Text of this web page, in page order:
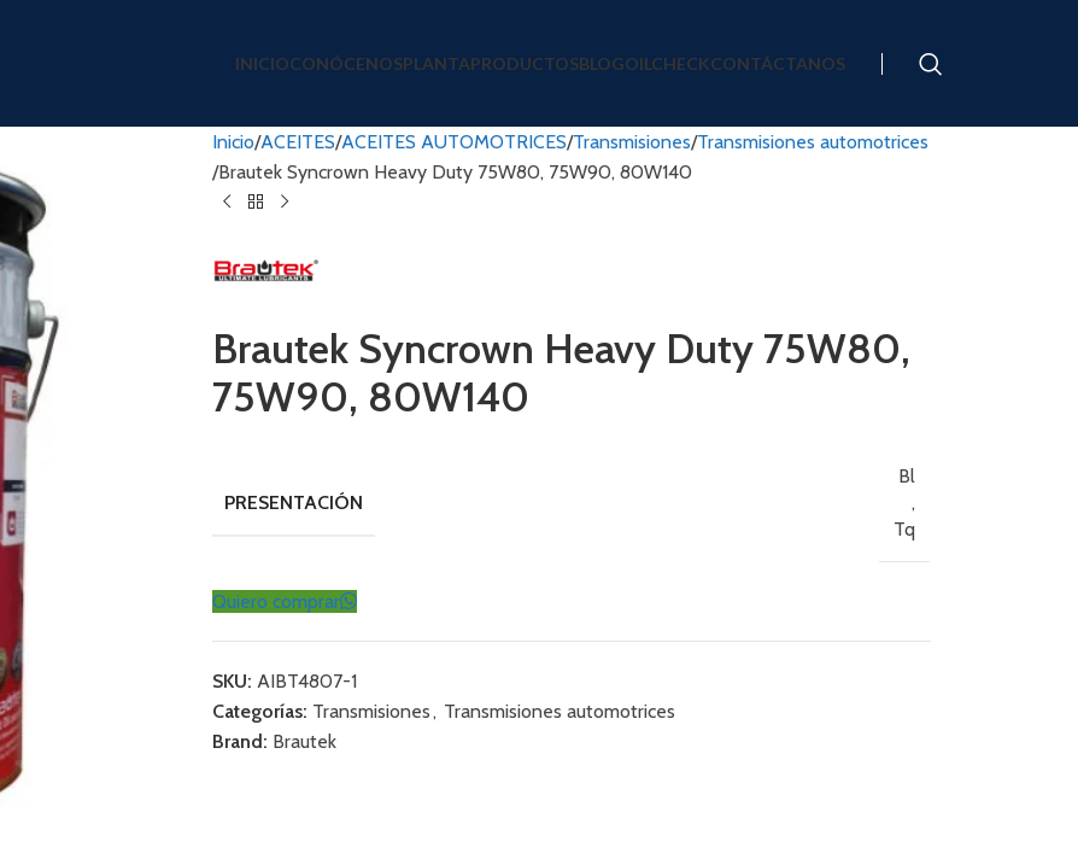
INICIOCONÓCENOSPLANTAPRODUCTOSBLOGOILCHECKCONTÁCTANOS
Inicio ACEITES ACEITES AUTOMOTRICES Transmisiones Transmisiones automotrices
Brautek Syncrown Heavy Duty 75W80, 75W90, 80W140
Brautek Syncrown Heavy Duty 75W80,
75W90, 80W140
PRESENTACIÓN
Bl
,
Tq
Quiero comprar
SKU: AIBT4807-1
Categorías: Transmisiones, Transmisiones automotrices
Brand: Brautek